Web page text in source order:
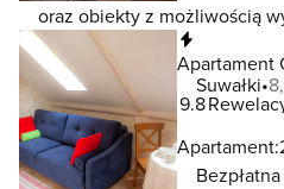
oraz obiekty z możliwością
Apartament
Suwałki
9.8
Apartament: